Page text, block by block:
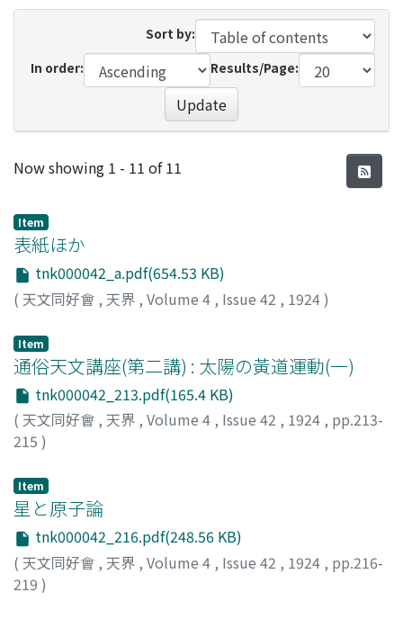
Sort by:
In order:
Results/Page:
Update
Recent Submissions
Now showing 1 - 11 of 11
Item
表紙ほか
tnk000042_a.pdf(654.53 KB)
( 天文同好會 , 天界 , Volume 4 , Issue 42 , 1924)
Item
通俗天文講座(第二講) : 太陽の黃道運動(一)
tnk000042_213.pdf(165.4 KB)
( 天文同好會 , 天界 , Volume 4 , Issue 42 , 1924 , pp.213-
215 )
Item
星と原子論
tnk000042_216.pdf(248.56 KB)
( 天文同好會 , 天界 , Volume 4 , Issue 42 , 1924 , pp.216-
219 )